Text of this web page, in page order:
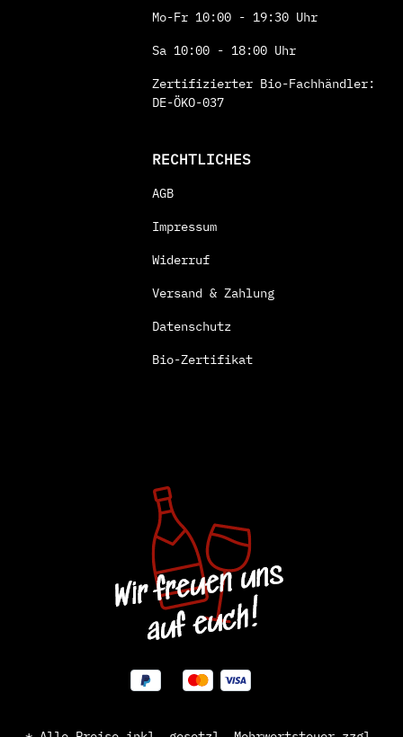
Mo-Fr 10:00 - 19:30 Uhr
Sa 10:00 - 18:00 Uhr
Zertifizierter Bio-Fachhändler:
DE-ÖKO-037
RECHTLICHES
AGB
Impressum
Widerruf
Versand & Zahlung
Datenschutz
Bio-Zertifikat